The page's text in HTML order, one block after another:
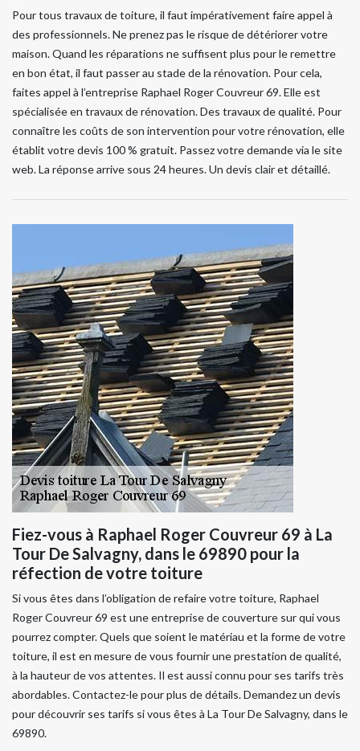
Pour tous travaux de toiture, il faut impérativement faire appel à
des professionnels. Ne prenez pas le risque de détériorer votre
maison. Quand les réparations ne suffisent plus pour le remettre
en bon état, il faut passer au stade de la rénovation. Pour cela,
faites appel à l’entreprise Raphael Roger Couvreur 69. Elle est
spécialisée en travaux de rénovation. Des travaux de qualité. Pour
connaître les coûts de son intervention pour votre rénovation, elle
établit votre devis 100 % gratuit. Passez votre demande via le site
web. La réponse arrive sous 24 heures. Un devis clair et détaillé.
Fiez-vous à Raphael Roger Couvreur 69 à La
Tour De Salvagny, dans le 69890 pour la
réfection de votre toiture
Si vous êtes dans l’obligation de refaire votre toiture, Raphael
Roger Couvreur 69 est une entreprise de couverture sur qui vous
pourrez compter. Quels que soient le matériau et la forme de votre
toiture, il est en mesure de vous fournir une prestation de qualité,
à la hauteur de vos attentes. Il est aussi connu pour ses tarifs très
abordables. Contactez-le pour plus de détails. Demandez un devis
pour découvrir ses tarifs si vous êtes à La Tour De Salvagny, dans le
69890.